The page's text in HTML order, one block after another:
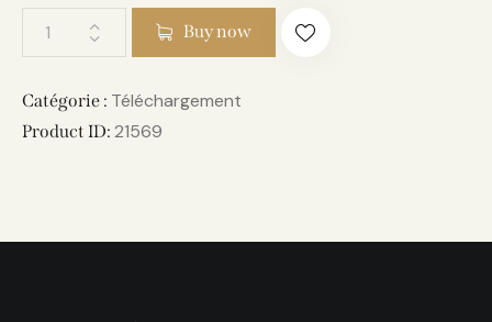
Buy now
Catégorie : Téléchargement
Product ID: 21569